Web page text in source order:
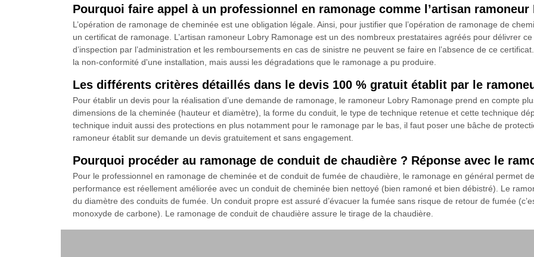
Pourquoi faire appel à un professionnel en ramonage comme l’artisan ramoneur
L’opération de ramonage de cheminée est une obligation légale. Ainsi, pour justifier que l’opération de ramonage de
un certificat de ramonage. L’artisan ramoneur Lobry Ramonage est un des nombreux prestataires agréés pour délivrer
d’inspection par l’administration et les remboursements en cas de sinistre ne peuvent se faire en l’absence de ce
la non-conformité d'une installation, mais aussi les dégradations que le ramonage a pu produire.
Les différents critères détaillés dans le devis 100 % gratuit établit par le
Pour établir un devis pour la réalisation d’une demande de ramonage, le ramoneur Lobry Ramonage prend en compte
dimensions de la cheminée (hauteur et diamètre), la forme du conduit, le type de technique retenue et cette technique
technique induit aussi des protections en plus notamment pour le ramonage par le bas, il faut poser une bâche de
ramoneur établit sur demande un devis gratuitement et sans engagement.
Pourquoi procéder au ramonage de conduit de chaudière ? Réponse avec le
Pour le professionnel en ramonage de cheminée et de conduit de fumée de chaudière, le ramonage en général permet
performance est réellement améliorée avec un conduit de cheminée bien nettoyé (bien ramoné et bien débistré). Le
du diamètre des conduits de fumée. Un conduit propre est assuré d’évacuer la fumée sans risque de retour de fumée
monoxyde de carbone). Le ramonage de conduit de chaudière assure le tirage de la chaudière.